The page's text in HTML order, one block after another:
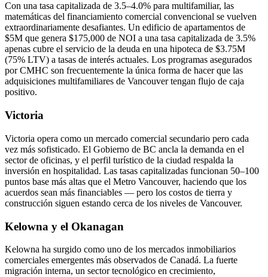
Con una tasa capitalizada de 3.5–4.0% para multifamiliar, las
matemáticas del financiamiento comercial convencional se vuelven
extraordinariamente desafiantes. Un edificio de apartamentos de
$5M que genera $175,000 de NOI a una tasa capitalizada de 3.5%
apenas cubre el servicio de la deuda en una hipoteca de $3.75M
(75% LTV) a tasas de interés actuales. Los programas asegurados
por CMHC son frecuentemente la única forma de hacer que las
adquisiciones multifamiliares de Vancouver tengan flujo de caja
positivo.
Victoria
Victoria opera como un mercado comercial secundario pero cada
vez más sofisticado. El Gobierno de BC ancla la demanda en el
sector de oficinas, y el perfil turístico de la ciudad respalda la
inversión en hospitalidad. Las tasas capitalizadas funcionan 50–100
puntos base más altas que el Metro Vancouver, haciendo que los
acuerdos sean más financiables — pero los costos de tierra y
construcción siguen estando cerca de los niveles de Vancouver.
Kelowna y el Okanagan
Kelowna ha surgido como uno de los mercados inmobiliarios
comerciales emergentes más observados de Canadá. La fuerte
migración interna, un sector tecnológico en crecimiento,